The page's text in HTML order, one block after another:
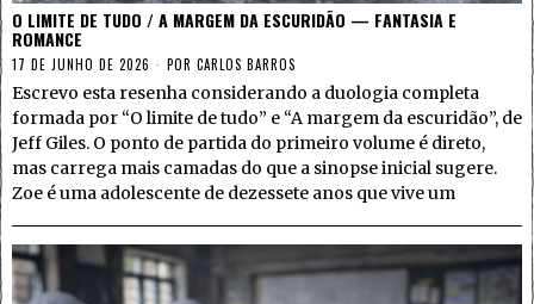
O LIMITE DE TUDO / A MARGEM DA ESCURIDÃO — FANTASIA E
ROMANCE
17 DE JUNHO DE 2026 POR CARLOS BARROS
Escrevo esta resenha considerando a duologia completa
formada por “O limite de tudo” e “A margem da escuridão”, de
Jeff Giles. O ponto de partida do primeiro volume é direto,
mas carrega mais camadas do que a sinopse inicial sugere.
Zoe é uma adolescente de dezessete anos que vive um